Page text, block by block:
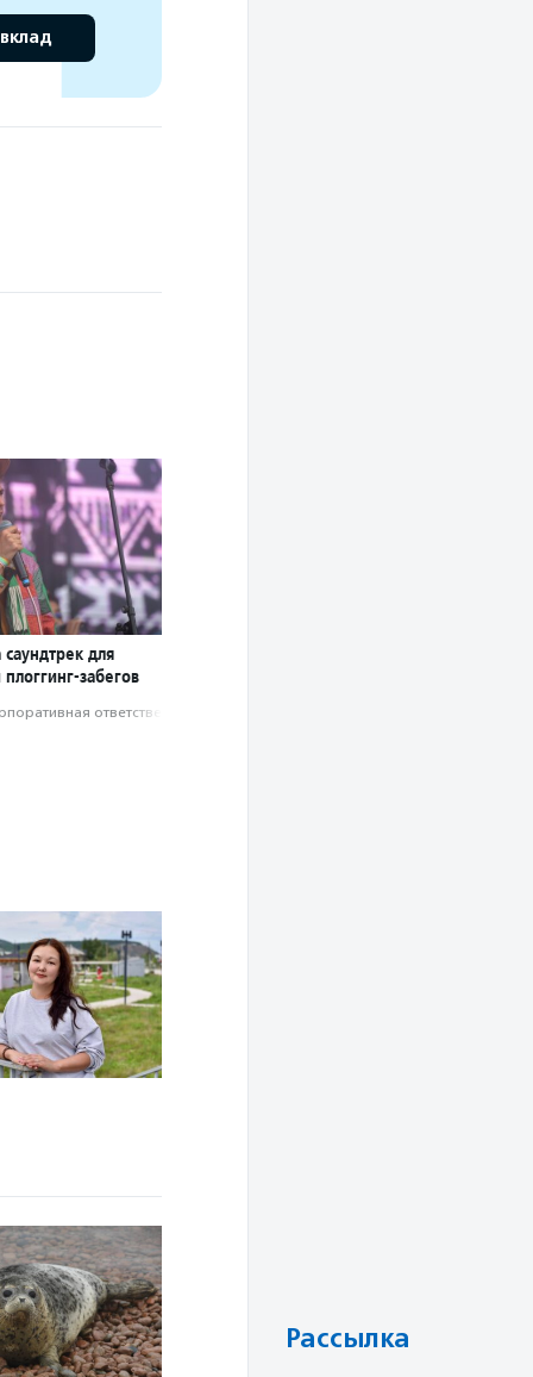
для
забегов
ответственность
Рассылка